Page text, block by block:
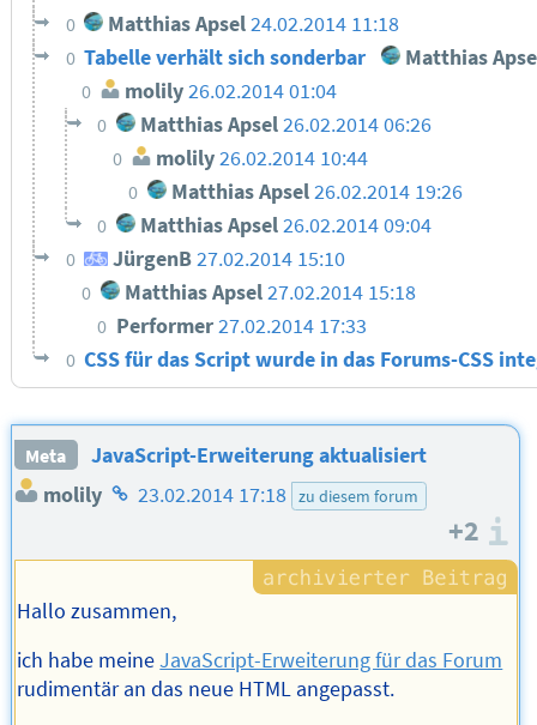
0 Matthias Apsel24.02.2014 11:18
0 Tabelle verhält sich sonderbar Matthias
0 molily 26.02.2014 01:04
0 Matthias Apsel26.02.2014 06:26
0 molily26.02.2014 10:44
0 Matthias Apsel26.02.2014 19:26
0 Matthias Apsel26.02.2014 09:04
0 JürgenB 27.02.2014 15:10
0 Matthias Apsel 27.02.2014 15:18
0 Performer27.02.2014 17:33
0 CSS für das Script wurde in das Forums-CSS
Meta
JavaScript-Erweiterung aktualisiert
molily Homepage
Autors
23.02.2014 17:18 zu diesem forum
+2
Hallo zusammen,
ich habe meineJavaScript-Erweiterung für das Forum
rudimentär an das neue HTML angepasst.